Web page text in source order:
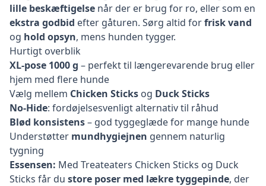
lille beskæftigelse når der er brug for ro, eller som en
ekstra godbid efter gåturen. Sørg altid forfrisk vand
og hold opsyn, mens hunden tygger.
Hurtigt overblik
XL-pose 1000 g – perfekt til længerevarende brug eller
hjem med flere hunde
Vælg mellem Chicken Sticks og Duck Sticks
No-Hide: fordøjelsesvenligt alternativ til råhud
Blød konsistens– god tyggeglæde for mange hunde
Understøtter mundhygiejnen gennem naturlig
tygning
Essensen: Med Treateaters Chicken Sticks og Duck
Sticks får du store poser med lækre tyggepinde, der